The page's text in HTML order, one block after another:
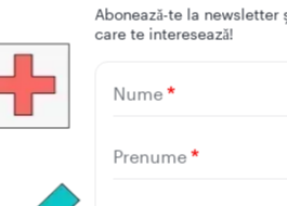
febrei și după 4 zile în
Aboneazǎ-te la newsletter
care te intereseazǎ!
Nume
Prenume